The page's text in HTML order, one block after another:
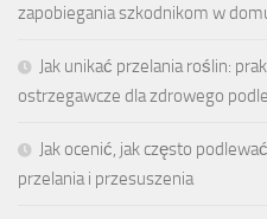
zapobiegania szkodnikom w
Jak unikać przelania roślin:
ostrzegawcze dla zdrowego
Jak ocenić, jak często
przelania i przesuszenia